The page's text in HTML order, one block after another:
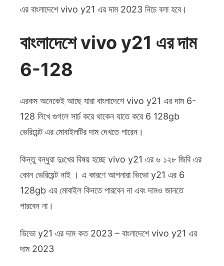
এর বাংলাদেশে vivo y21 এর দাম 2023 নিচে বলা হবে।
বাংলাদেশে vivo y21 এর দাম
6-128
এরকম অনেকেই আছে যারা বাংলাদেশে vivo y21 এর দাম 6-
128 লিখে গুগলে সার্চ করে থাকেন যাতে করে 6 128gb
ভেরিয়েন্ট এর মোবাইলটির দাম দেখতে পারেন।
কিন্তু বন্ধুরা দুঃখের বিষয় হচ্ছে vivo y21 এর ৬ ১২৮ জিবি এর
কোন ভেরিয়েন্ট নাই । এ কারণে আপনারা ভিভো y21 এর 6
128gb এর মোবাইল কিনতে পারবেন না এবং দামও জানতে
পারবেন না।
ভিভো y21 এর দাম কত 2023 – বাংলাদেশে vivo y21 এর
দাম 2023